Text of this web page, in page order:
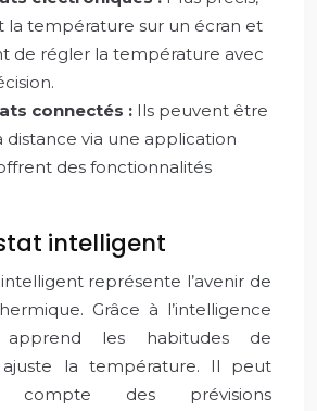
la température sur un écran et
de régler la température avec
connectés : Ils peuvent être
distance via une application
des fonctionnalités
intelligent
représente l’avenir de
Grâce à l’intelligence
les habitudes de
ajuste la température. Il peut
des prévisions